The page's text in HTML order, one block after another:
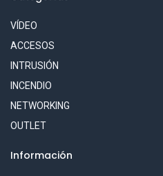
VÍDEO
ACCESOS
INTRUSIÓN
INCENDIO
NETWORKING
OUTLET
Información